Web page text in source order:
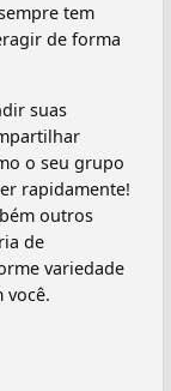
tem
de forma
suas
o seu grupo
rapidamente!
outros
de
variedade
você.